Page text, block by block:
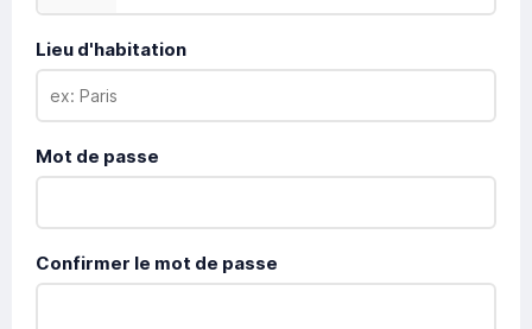
Lieu d'habitation
Mot de passe
Confirmer le mot de passe